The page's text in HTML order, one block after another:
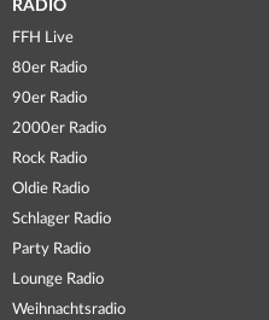
RADIO
FFH Live
80er Radio
90er Radio
2000er Radio
Rock Radio
Oldie Radio
Schlager Radio
Party Radio
Lounge Radio
Weihnachtsradio